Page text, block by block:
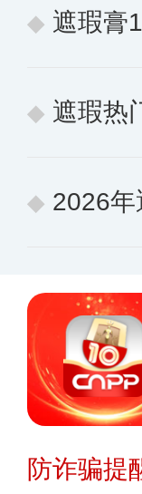
遮瑕膏
遮瑕热
2026
防诈骗提